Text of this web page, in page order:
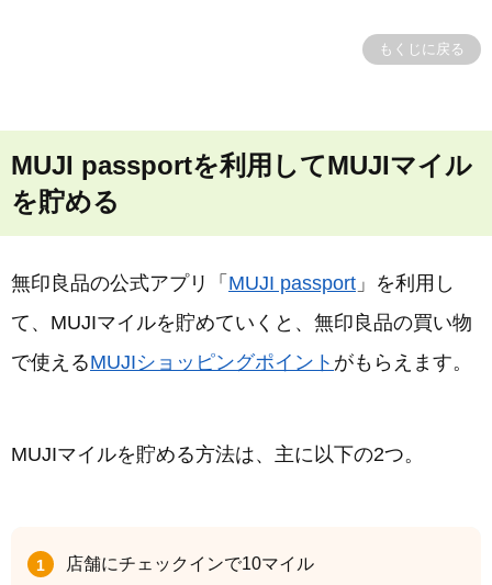
もくじに戻る
MUJI passportを利用してMUJIマイル
を貯める
無印良品の公式アプリ「 MUJI passport 」を利用し
て、MUJIマイルを貯めていくと、無印良品の買い物
で使えるMUJIショッピングポイント がもらえます。
MUJIマイルを貯める方法は、主に以下の2つ。
店舗にチェックインで10マイル